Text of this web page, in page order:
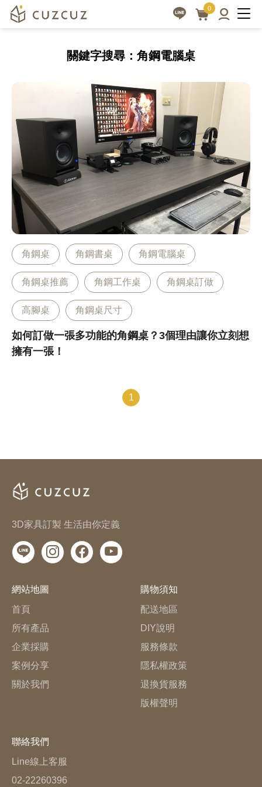
0
cuzcuz
覺
訂
做
家
具
平
台
3D
線
生
活
更
美
關鍵字搜尋：角鋼電腦桌
角鋼桌 角鋼書桌 角鋼電腦桌
角鋼桌推薦 角鋼工作桌 角鋼桌訂做
高腳桌 角鋼桌尺寸
如何訂做一張多功能的角鋼桌？3個理由讓你立刻想
擁有一張！
1
3D家具訂製 生活由你定義
網站地圖
首頁
所有產品
企業採購
案例分享
關於我們
購物須知
配送地區
DIY說明
服務條款
隱私權政策
退換貨服務
版權聲明
聯絡我們
Line線上客服
02-22260396